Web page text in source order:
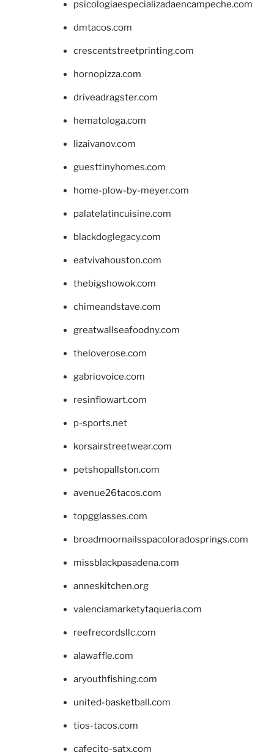
psicologiaespecializadaencampeche.com
dmtacos.com
crescentstreetprinting.com
hornopizza.com
driveadragster.com
hematologa.com
lizaivanov.com
guesttinyhomes.com
home-plow-by-meyer.com
palatelatincuisine.com
blackdoglegacy.com
eatvivahouston.com
thebigshowok.com
chimeandstave.com
greatwallseafoodny.com
theloverose.com
gabriovoice.com
resinflowart.com
p-sports.net
korsairstreetwear.com
petshopallston.com
avenue26tacos.com
topgglasses.com
broadmoornailsspacoloradosprings.com
missblackpasadena.com
anneskitchen.org
valenciamarketytaqueria.com
reefrecordsllc.com
alawaffle.com
aryouthfishing.com
united-basketball.com
tios-tacos.com
cafecito-satx.com